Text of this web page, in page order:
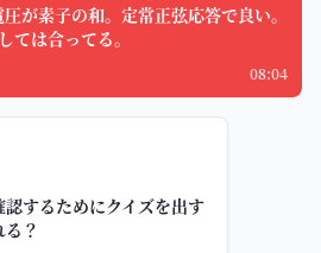
が素子の和。定常正弦応答で良い。
ては合ってる。
08:04
するためにクイズを出す
？